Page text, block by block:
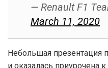
— Renault F1
March 11, 2020
Небольшая презентация
и оказалась приурочена